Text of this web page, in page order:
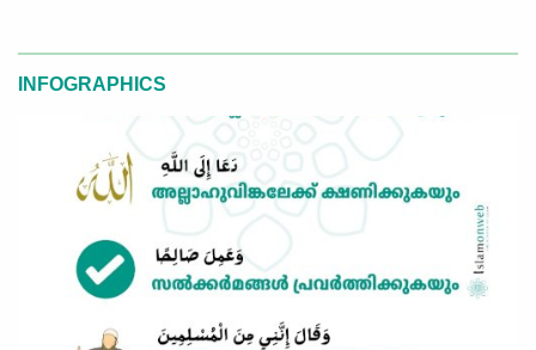
INFOGRAPHICS